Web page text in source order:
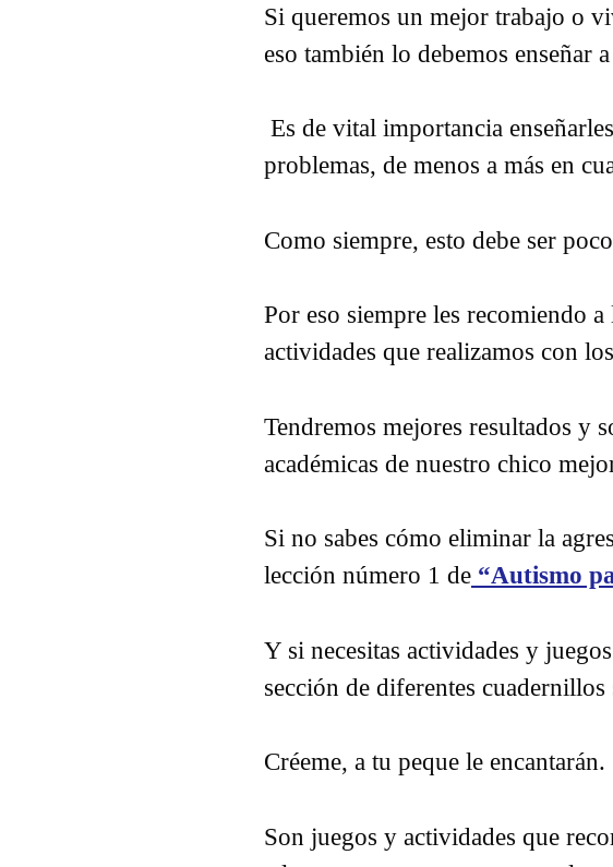
Si queremos un mejor trabajo o
eso también lo debemos enseñar
Es de vital importancia
problemas, de menos a más en
Como siempre, esto debe ser
Por eso siempre les recomiendo
actividades que realizamos con
Tendremos mejores resultados y
académicas de nuestro chico
Si no sabes cómo eliminar la
lección número 1 de “Autismo
Y si necesitas actividades y
sección de diferentes
Créeme, a tu peque le encantarán.
Son juegos y actividades que